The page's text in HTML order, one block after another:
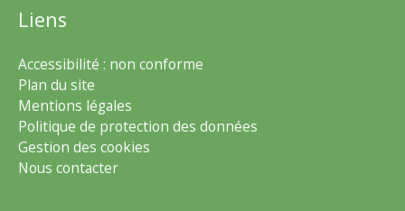
Liens
Accessibilité : non conforme
Plan du site
Mentions légales
Politique de protection des données
Gestion des cookies
Nous contacter